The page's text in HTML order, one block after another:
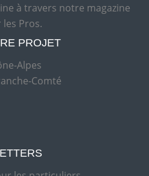
à travers notre magazine
Pros.
PROJET
Alpes
Comté